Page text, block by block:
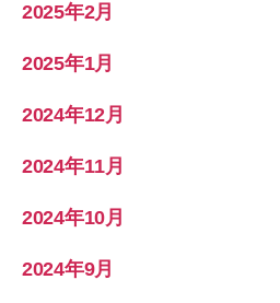
2025年2月
2025年1月
2024年12月
2024年11月
2024年10月
2024年9月